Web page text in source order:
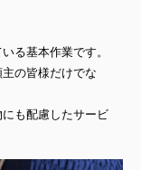
る基本作業です。
の皆様だけでな
も配慮したサービ